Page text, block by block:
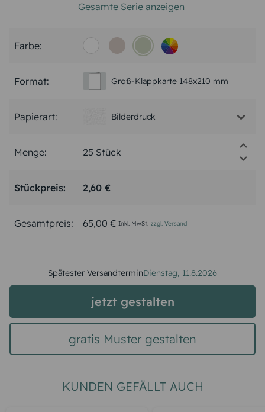
Gesamte Serie anzeigen
Farbe:
Format: Groß-Klappkarte 148x210 mm
Papierart: Bilderdruck
Menge:
Stückpreis: 2,60 €
Gesamtpreis: 65,00 € Inkl. MwSt. zzgl. Versand
Spätester VersandterminDienstag, 11.8.2026
jetzt gestalten
gratis Muster gestalten
KUNDEN GEFÄLLT AUCH